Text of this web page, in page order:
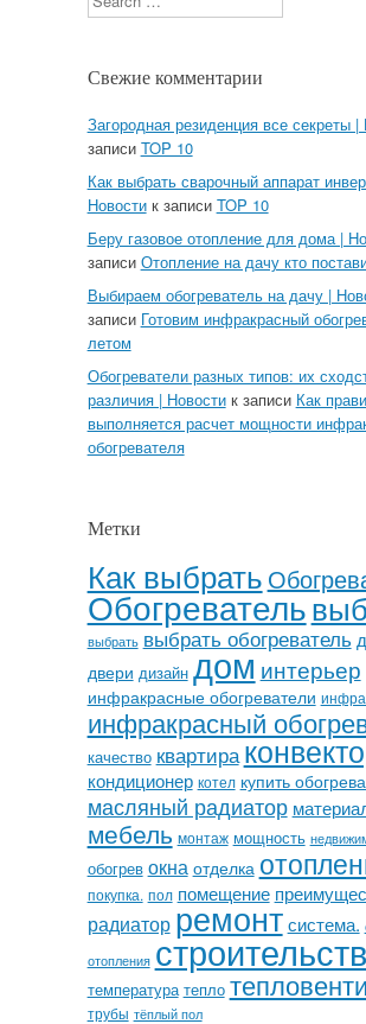
Свежие комментарии
Загородная резиденция все секреты |
записи TOP 10
Как выбрать сварочный аппарат
Новостик записи TOP 10
Беру газовое отопление для дома |
записи Отопление на дачу кто
Выбираем обогреватель на дачу |
записи Готовим инфракрасный
летом
Обогреватели разных типов: их
различия | Новостик записи Как
выполняется расчет мощности
обогревателя
Метки
Как выбрать
Обогреватель
выбрать выбрать обогреватель
двери дизайн дом интерьер
инфракрасные обогреватели
инфракрасный
качество квартира
кондиционер котел купить
масляный радиатор
мебель монтаж мощность
обогрев окна отделка
покупка. пол помещение
радиатор ремонт система.
отопления
температура тепло
трубы тёплый пол